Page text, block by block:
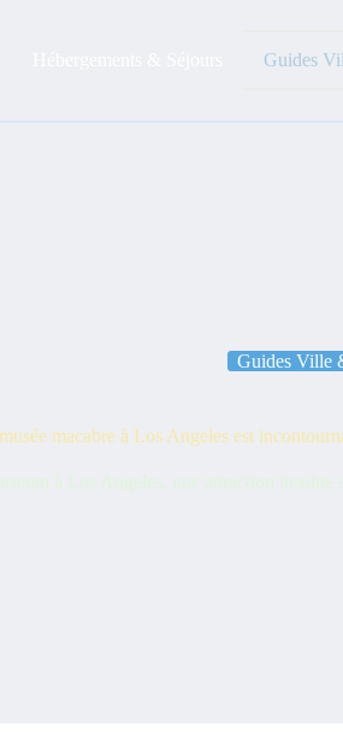
Guides
Guides Ville
macabre à Los Angeles est
à Los Angeles, une attraction